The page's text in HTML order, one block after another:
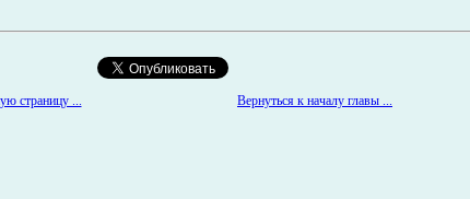
страницу ... Вернуться к началу главы ...